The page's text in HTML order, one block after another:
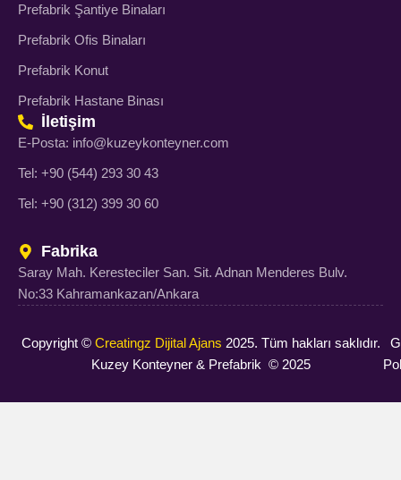
Prefabrik Şantiye Binaları
Prefabrik Ofis Binaları
Prefabrik Konut
Prefabrik Hastane Binası
İletişim
E-Posta: info@kuzeykonteyner.com
Tel: +90 (544) 293 30 43
Tel: +90 (312) 399 30 60
Fabrika
Saray Mah. Keresteciler San. Sit. Adnan Menderes Bulv.
No:33 Kahramankazan/Ankara
Copyright © Creatingz Dijital Ajans 2025. Tüm hakları saklıdır.
Kuzey Konteyner & Prefabrik © 2025